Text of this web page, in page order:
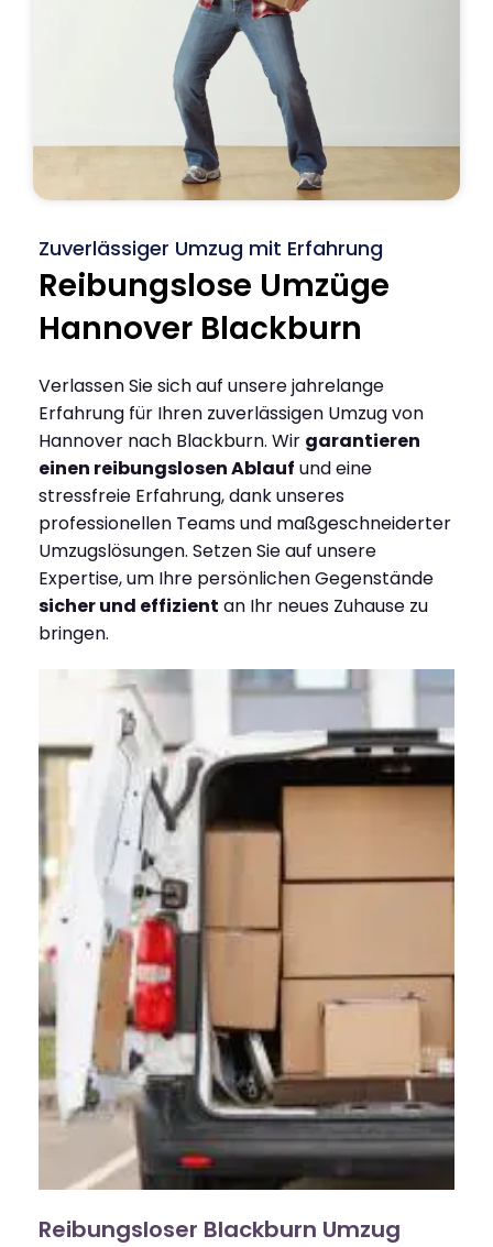
Zuverlässiger Umzug mit Erfahrung
Reibungslose Umzüge
Hannover Blackburn
Verlassen Sie sich auf unsere jahrelange
Erfahrung für Ihren zuverlässigen Umzug von
Hannover nach Blackburn. Wir garantieren
einen reibungslosen Ablauf und eine
stressfreie Erfahrung, dank unseres
professionellen Teams und maßgeschneiderter
Umzugslösungen. Setzen Sie auf unsere
Expertise, um Ihre persönlichen Gegenstände
sicher und effizient an Ihr neues Zuhause zu
bringen.
Reibungsloser Blackburn Umzug